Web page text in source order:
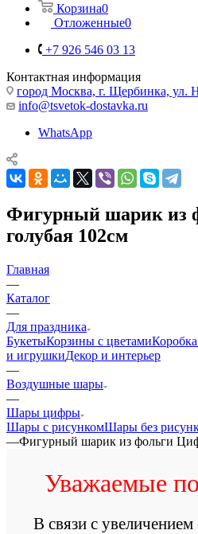
Корзина0
Отложенные0
+7 926 546 03 13
Контактная информация
город Москва, г. Щербинка, ул.
info@tsvetok-dostavka.ru
WhatsApp
Фигурный шарик из
голубая 102см
Главная
—
Каталог
—
Для праздника
БукетыКорзины с цветами
и игрушкиДекор и интерьер
—
Воздушные шары
—
Шары цифры
Шары с рисункомШары без
—Фигурный шарик из фольги
Уважаемые
В связи с